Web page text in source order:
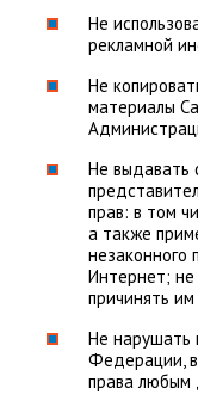
Не
рекламной
Не
материалы
Не выдавать
прав: в том
а также
незаконного
Интернет;
причинять
Не нарушать
Федерации,
права любым